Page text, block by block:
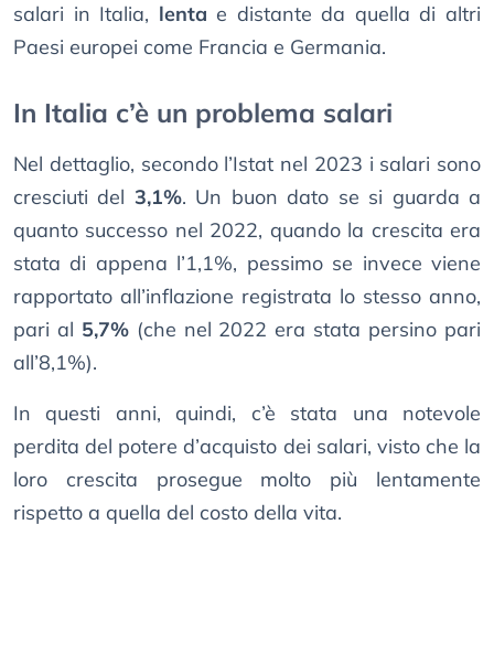
salari in Italia, lenta e distante da quella di altri
Paesi europei come Francia e Germania.
In Italia c’è un problema salari
Nel dettaglio, secondo l’Istat nel 2023 i salari sono
cresciuti del 3,1%. Un buon dato se si guarda a
quanto successo nel 2022, quando la crescita era
stata di appena l’1,1%, pessimo se invece viene
rapportato all’inflazione registrata lo stesso anno,
pari al 5,7%(che nel 2022 era stata persino pari
all’8,1%).
In questi anni, quindi, c’è stata una notevole
perdita del potere d’acquisto dei salari, visto che la
loro crescita prosegue molto più lentamente
rispetto a quella del costo della vita.